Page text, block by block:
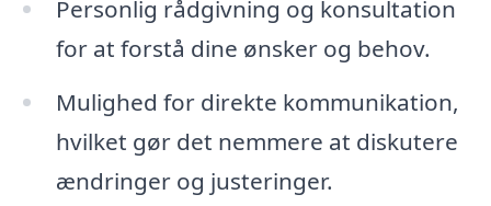
Personlig rådgivning og konsultation
for at forstå dine ønsker og behov.
Mulighed for direkte kommunikation,
hvilket gør det nemmere at diskutere
ændringer og justeringer.